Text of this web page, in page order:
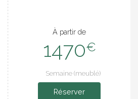
À partir de
1470€
Semaine (meublé)
Réserver